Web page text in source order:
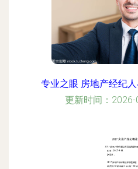
专业之眼 房地产经纪
更新时间：2026-